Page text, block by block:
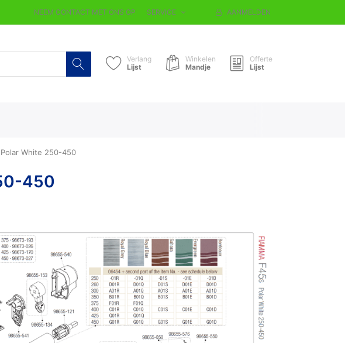
NEEM CONTACT MET ONS OP SERVICE AANMELDEN
Verlang
Lijst
Winkelen
Mandje
Offerte
Lijst
White 250-450
450